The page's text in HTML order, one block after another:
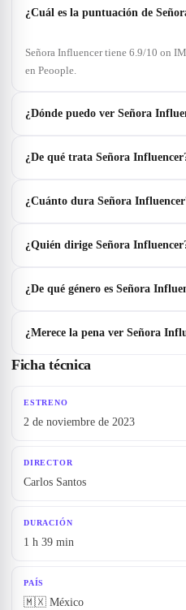
¿Cuál es la puntuación de
Señora Influencer tiene 6.9/10 on
en Peoople.
¿Dónde puedo ver Señora
¿De qué trata Señora
¿Cuánto dura Señora
¿Quién dirige Señora
¿De qué género es Señora
¿Merece la pena ver Señora
Ficha técnica
ESTRENO
2 de noviembre de 2023
DIRECTOR
Carlos Santos
DURACIÓN
1 h 39 min
PAÍS
🇲🇽 México